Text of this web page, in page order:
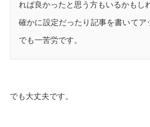
れば良かったと思う方もいるかもし
確かに設定だったり記事を書いてア
でも一苦労です。
でも大丈夫です。